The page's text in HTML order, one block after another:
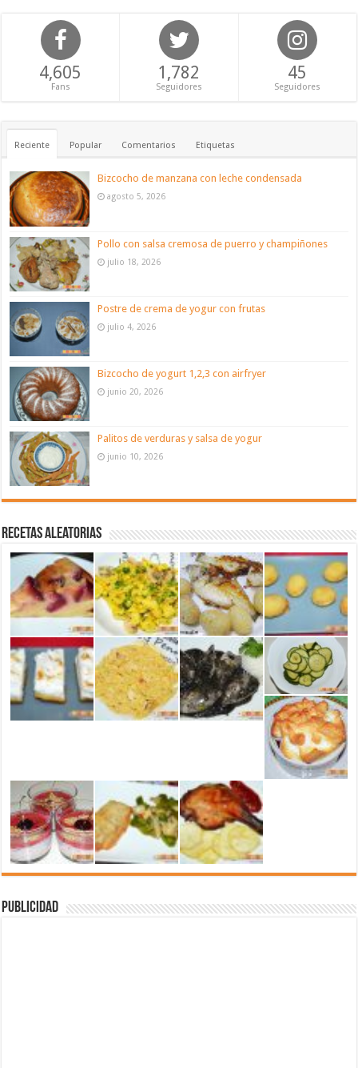
4,605
Fans
1,782
Seguidores
45
Seguidores
Reciente Popular Comentarios Etiquetas
Bizcocho de manzana con leche condensada
agosto 5, 2026
Pollo con salsa cremosa de puerro y champiñones
julio 18, 2026
Postre de crema de yogur con frutas
julio 4, 2026
Bizcocho de yogurt 1,2,3 con airfryer
junio 20, 2026
Palitos de verduras y salsa de yogur
junio 10, 2026
Recetas aleatorias
Publicidad